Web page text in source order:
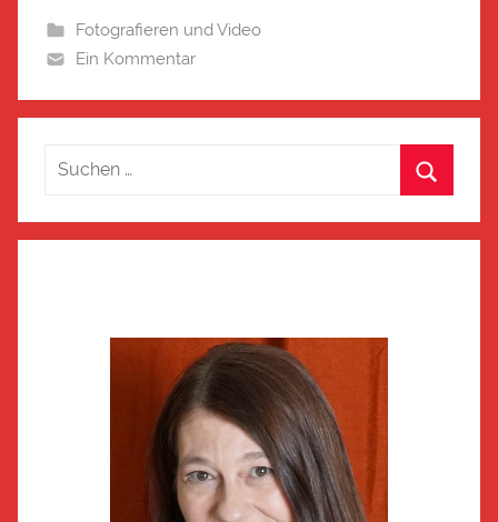
Fotografieren und Video
Ein Kommentar